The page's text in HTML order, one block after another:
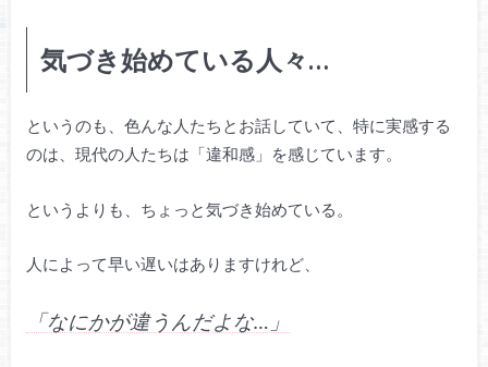
気づき始めている人々…
というのも、色んな人たちとお話していて、特に実感する
のは、現代の人たちは「違和感」を感じています。
というよりも、ちょっと気づき始めている。
人によって早い遅いはありますけれど、
「なにかが違うんだよな…」